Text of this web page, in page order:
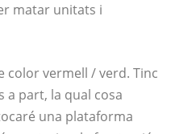
matar unitats i
color vermell / verd. Tinc
a part, la qual cosa
una plataforma